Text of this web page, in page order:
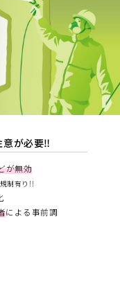
意が必要‼
が無効
制有り!!
による事前調